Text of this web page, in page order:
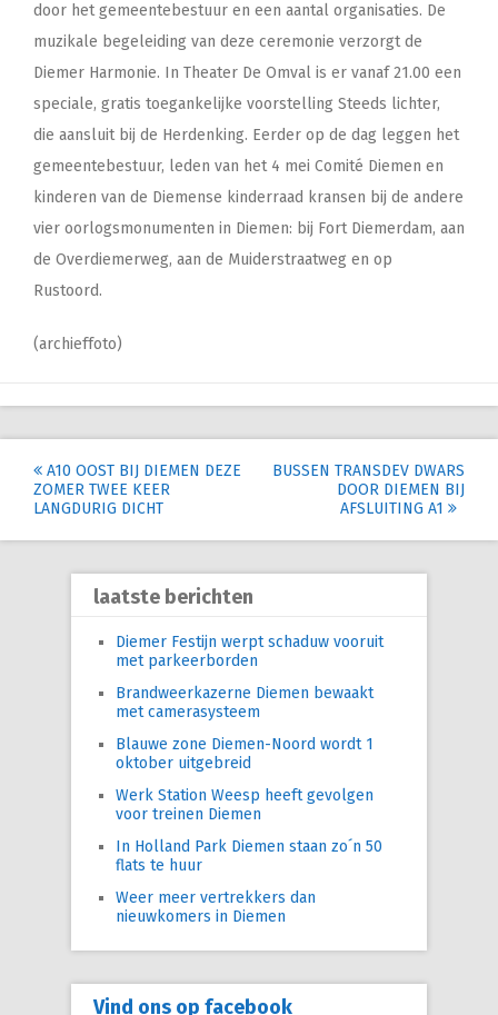
door het gemeentebestuur en een aantal organisaties. De
muzikale begeleiding van deze ceremonie verzorgt de
Diemer Harmonie. In Theater De Omval is er vanaf 21.00 een
speciale, gratis toegankelijke voorstelling Steeds lichter,
die aansluit bij de Herdenking. Eerder op de dag leggen het
gemeentebestuur, leden van het 4 mei Comité Diemen en
kinderen van de Diemense kinderraad kransen bij de andere
vier oorlogsmonumenten in Diemen: bij Fort Diemerdam, aan
de Overdiemerweg, aan de Muiderstraatweg en op
Rustoord.
(archieffoto)
Post
navigation
A10 OOST BIJ DIEMEN DEZE
ZOMER TWEE KEER
LANGDURIG DICHT
BUSSEN TRANSDEV DWARS
DOOR DIEMEN BIJ
AFSLUITING A1
laatste berichten
Diemer Festijn werpt schaduw vooruit
met parkeerborden
Brandweerkazerne Diemen bewaakt
met camerasysteem
Blauwe zone Diemen-Noord wordt 1
oktober uitgebreid
Werk Station Weesp heeft gevolgen
voor treinen Diemen
In Holland Park Diemen staan zo´n 50
flats te huur
Weer meer vertrekkers dan
nieuwkomers in Diemen
Vind ons op facebook